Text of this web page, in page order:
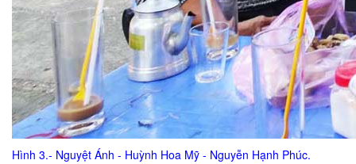
Hình 3.- Nguyệt Ánh - Huỳnh Hoa Mỹ - Nguyễn Hạnh Phúc.